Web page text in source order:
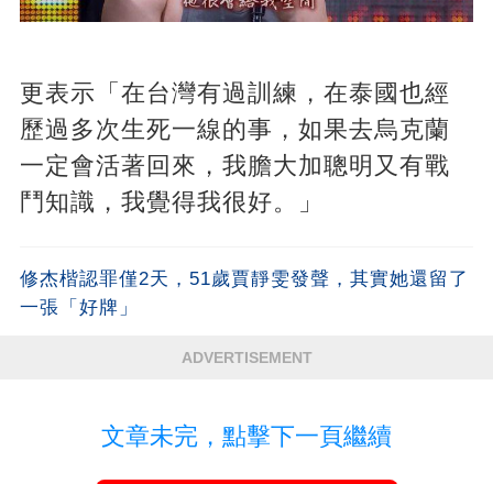
更表示「在台灣有過訓練，在泰國也經
歷過多次生死一線的事，如果去烏克蘭
一定會活著回來，我膽大加聰明又有戰
鬥知識，我覺得我很好。」
修杰楷認罪僅2天，51歲賈靜雯發聲，其實她還留了
一張「好牌」
ADVERTISEMENT
文章未完，點擊下一頁繼續